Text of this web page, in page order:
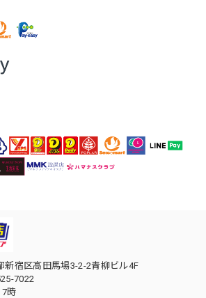
新宿区高田馬場3-2-2青柳ビル4F
7022
時